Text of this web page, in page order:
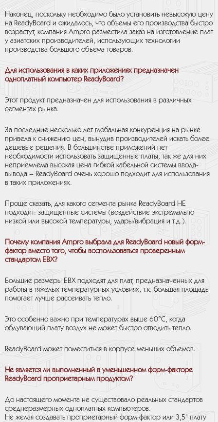
Наконец, поскольку необходимо было установить невысокую цену
на ReadyBoard и ожидалось, что объемы его производства быстро
возрастут, компания Ampro разместила заказ на изготовление плат
у азиатских производителей, использующих технологии
производства большого объема товаров.
Для использования в каких приложениях предназначен
одноплатный компьютер ReadyBoard?
Этот продукт предназначен для использования в различных
сегментах рынка.
За последние несколько лет глобальная конкуренция на рынке
привела к снижению цен, вынудив производителей искать более
дешевые решения. В большинстве приложений нет
необходимости использовать защищенные платы, так же для них
неприемлема высокая цена гибкой кабельной системы ввода-
вывода – ReadyBoard очень хорошо подходит для использования
в таких приложениях.
Проще сказать, для какого сегмента рынка ReadyBoard НЕ
подходит: защищенные системы (воздействие экстремально
низкой или высокой температуры, удары/вибрация и т.д.).
Почему компания Ampro выбрала для ReadyBoard новый форм-
фактор вместо того, чтобы воспользоваться проверенным
стандартом EBX?
Большие размеры ЕВХ подходят для плат, предназначенных для
работы в тяжелых температурных условиях, т.к. большая площадь
помогает лучше рассеивать тепло.
Это особенно важно при температурах выше 60°С, когда
обдувающий плату воздух не может быстро отводить тепло.
ReadyBoard может поместиться в корпусе меньших объемов.
Не является ли выполненный в уменьшенном форм-факторе
ReadyBoard проприетарным продуктом?
До настоящего момента не существовало реальных стандартов
среднеразмерных одноплатных компьютеров.
Не желая создавать проприетарный форм-фактор или 3,5" плату